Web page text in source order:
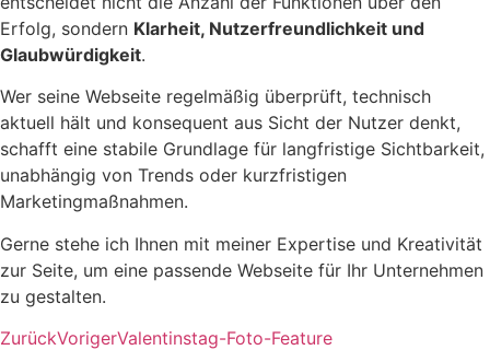
Erfolg, sondern Klarheit, Nutzerfreundlichkeit und
Glaubwürdigkeit.
Wer seine Webseite regelmäßig überprüft, technisch
aktuell hält und konsequent aus Sicht der Nutzer denkt,
schafft eine stabile Grundlage für langfristige Sichtbarkeit,
unabhängig von Trends oder kurzfristigen
Marketingmaßnahmen.
Gerne stehe ich Ihnen mit meiner Expertise und Kreativität
zur Seite, um eine passende Webseite für Ihr Unternehmen
zu gestalten.
ZurückVorigerValentinstag-Foto-Feature